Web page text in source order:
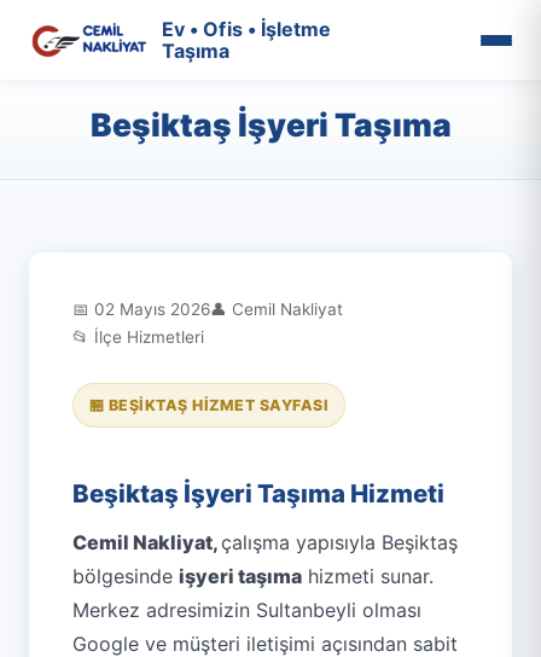
Ev • Ofis • İşletme
Taşıma
Beşiktaş İşyeri Taşıma
📅 02 Mayıs 2026👤 Cemil Nakliyat
📂 İlçe Hizmetleri
🏪 BEŞIKTAŞ HIZMET SAYFASI
Beşiktaş İşyeri Taşıma Hizmeti
Cemil Nakliyat,çalışma yapısıyla Beşiktaş
bölgesinde işyeri taşıma hizmeti sunar.
Merkez adresimizin Sultanbeyli olması
Google ve müşteri iletişimi açısından sabit